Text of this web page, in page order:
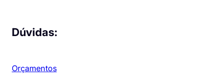
Dúvidas:
Orçamentos